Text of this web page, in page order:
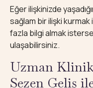
Eğer ilişkinizde
sağlam bir ilişki
fazla bilgi almak
ulaşabilirsiniz.
Uzman
Sezen Geliş